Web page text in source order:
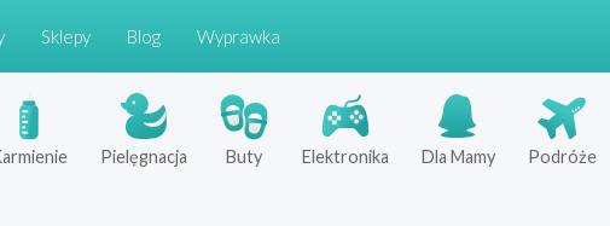
Sklepy Blog Wyprawka
Pielęgnacja Buty Elektronika Dla Mamy Podróże